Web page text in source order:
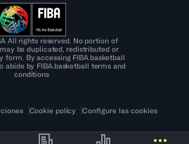
All rights reserved. No portion of
be duplicated, redistributed or
form. By accessing FIBA.basketball
abide by FIBA.basketball terms and
conditions
Cookie policy Configure las cookies